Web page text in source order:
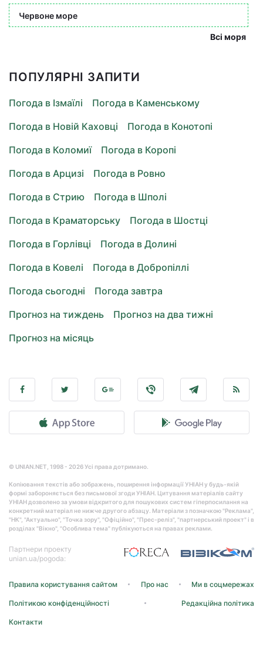
Червоне море
Всі моря
ПОПУЛЯРНІ ЗАПИТИ
Погода в Ізмаїлі
Погода в Каменському
Погода в Новій Каховці
Погода в Конотопі
Погода в Коломиї
Погода в Коропі
Погода в Арцизі
Погода в Ровно
Погода в Стрию
Погода в Шполі
Погода в Краматорську
Погода в Шостці
Погода в Горлівці
Погода в Долині
Погода в Ковелі
Погода в Добропіллі
Погода сьогодні
Погода завтра
Прогноз на тиждень
Прогноз на два тижні
Прогноз на місяць
© UNIAN.NET, 1998 - 2026 Усі права дотримано.
Копіювання текстів або зображень, поширення інформації УНІАН у будь-якій
формі забороняється без письмової згоди УНІАН. Цитування матеріалів сайту
УНІАН дозволено за умови відкритого для пошукових систем гіперпосилання на
конкретний матеріал не нижче другого абзацу. Матеріали з позначкою "Реклама",
"НК", "Актуально", "Точка зору", "Офіційно", "Прес-реліз", "партнерський проект" і в
розділах "Вікно", "Особлива тема" публікуються на правах реклами.
Партнери проекту
unian.ua/pogoda:
Правила користування сайтом Про нас Ми в соцмережах
Політикою конфіденційності Редакційна політика
Контакти